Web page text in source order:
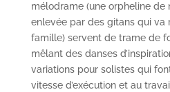
mélodrame (une orpheline de
enlevée par des gitans qui va
famille) servent de trame de
mêlant des danses
variations pour solistes qui
vitesse d’exécution et au